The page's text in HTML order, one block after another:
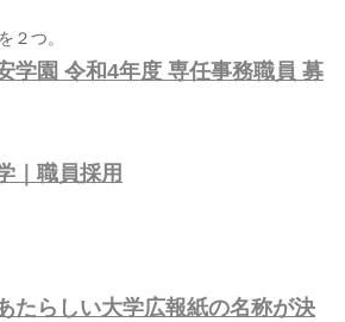
２つ。
学園 令和4年度 専任事務職員 募
｜職員採用
たらしい大学広報紙の名称が決